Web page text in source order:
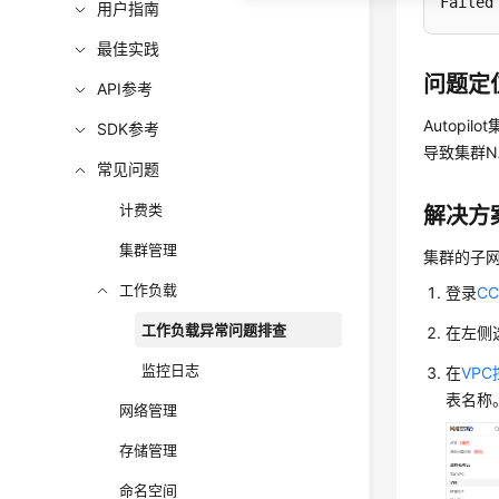
用户指南
最佳实践
API参考
SDK参考
常见问题
计费类
集群管理
工作负载
工作负载异常问题排查
监控日志
网络管理
存储管理
命名空间
问题定
Autopilot
导致集群
解决方
集群的子
登录
在左侧
在VPC
表名称